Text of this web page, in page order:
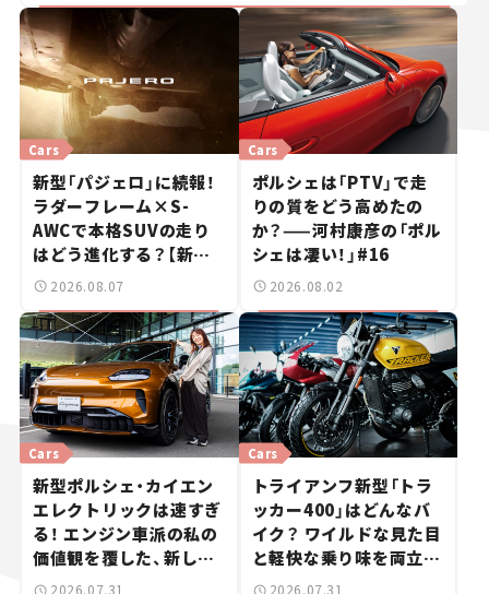
新型「パジェロ」に続報！
ラダーフレーム×S-
AWCで本格SUVの走り
はどう進化する？【新車
ニュース】
Cars
2026.08.07
ポルシェは「PTV」で走
りの質をどう高めたの
か？——河村康彦の「ポル
シェは凄い！」#16
Cars
2026.08.02
新型ポルシェ・カイエン
エレクトリックは速すぎ
る！ エンジン車派の私の
価値観を覆した、新しい
ポルシェの走り。
Cars
2026.07.31
トライアンフ新型「トラ
ッカー400」はどんなバ
イク？ ワイルドな見た目
と軽快な乗り味を両立し
た400ccフラットトラッ
Cars
2026.07.31